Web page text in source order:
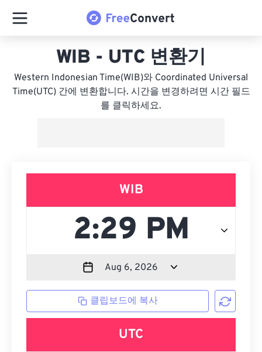
WIB - UTC 변환기
Western Indonesian Time(WIB)와 Coordinated Universal
Time(UTC) 간에 변환합니다. 시간을 변경하려면 시간 필드
를 클릭하세요.
WIB
클립보드에 복사
UTC